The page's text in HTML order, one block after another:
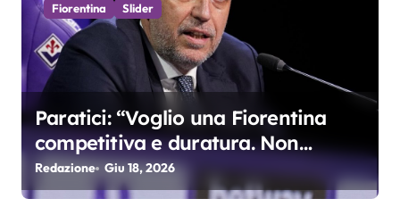
c
o
l
i
Fiorentina Slider
Paratici: “Voglio una Fiorentina
competitiva e duratura. Non
accetterei di arrivare ottavo per 4
anni di fila…”
Redazione Giu 18, 2026